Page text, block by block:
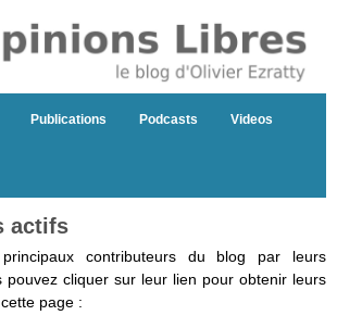
Publications Podcasts Videos
actifs
contributeurs du blog par leurs
pouvez cliquer sur leur lien pour obtenir leurs
page :